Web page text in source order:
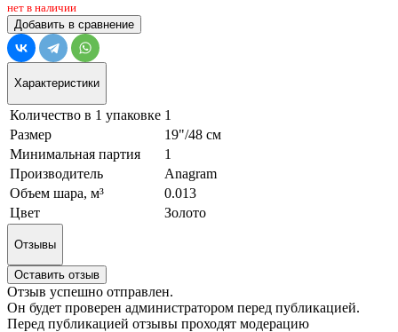
нет в наличии
Добавить в сравнение
Характеристики
Количество в 1 упаковке 1
Размер
19"/48 см
Минимальная партия
1
Производитель
Anagram
Объем шара, м³
0.013
Цвет
Золото
Отзывы
Оставить отзыв
Отзыв успешно отправлен.
Он будет проверен администратором перед публикацией.
Перед публикацией отзывы проходят модерацию